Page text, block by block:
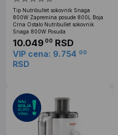
Tip Nutribullet sokovnik Snaga
800W Zapremina posude 800L Boja
Crna Ostalo Nutribullet sokovnik
Snaga 800W Posuda
10.049 00 RSD
VIP cena: 9.754 00
RSD